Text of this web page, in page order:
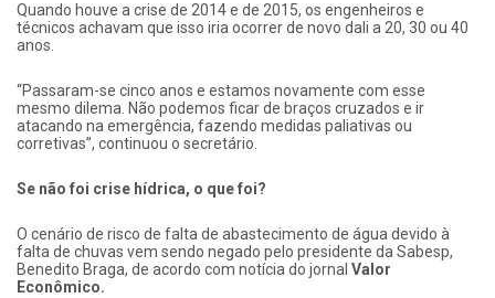
Quando houve a crise de 2014 e de 2015, os engenheiros e
técnicos achavam que isso iria ocorrer de novo dali a 20, 30 ou 40
anos.
“Passaram-se cinco anos e estamos novamente com esse
mesmo dilema. Não podemos ficar de braços cruzados e ir
atacando na emergência, fazendo medidas paliativas ou
corretivas”, continuou o secretário.
Se não foi crise hídrica, o que foi?
O cenário de risco de falta de abastecimento de água devido à
falta de chuvas vem sendo negado pelo presidente da Sabesp,
Benedito Braga, de acordo com notícia do jornal Valor
Econômico.